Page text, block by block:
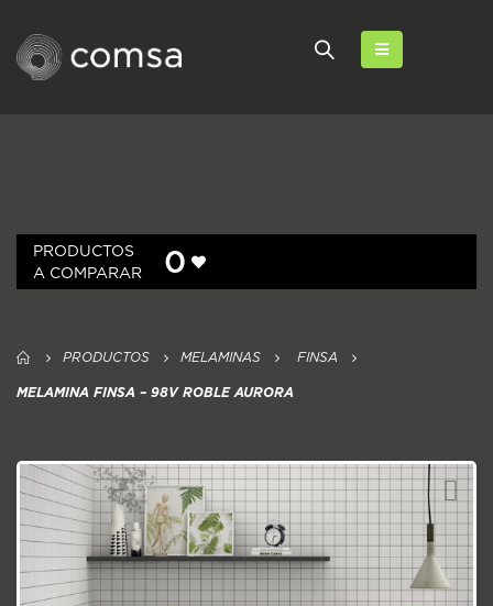
PRODUCTOS
A COMPARAR
0
PRODUCTOS MELAMINAS FINSA
MELAMINA FINSA – 98V ROBLE AURORA